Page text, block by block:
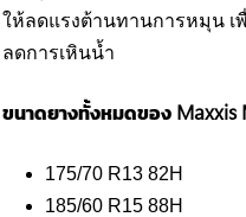
ให้ลดแรงต้านทานการหมุน
ลดการเหินน้ำ
ขนาดยางทั้งหมดของ Maxxis
175/70 R13 82H
185/60 R15 88H